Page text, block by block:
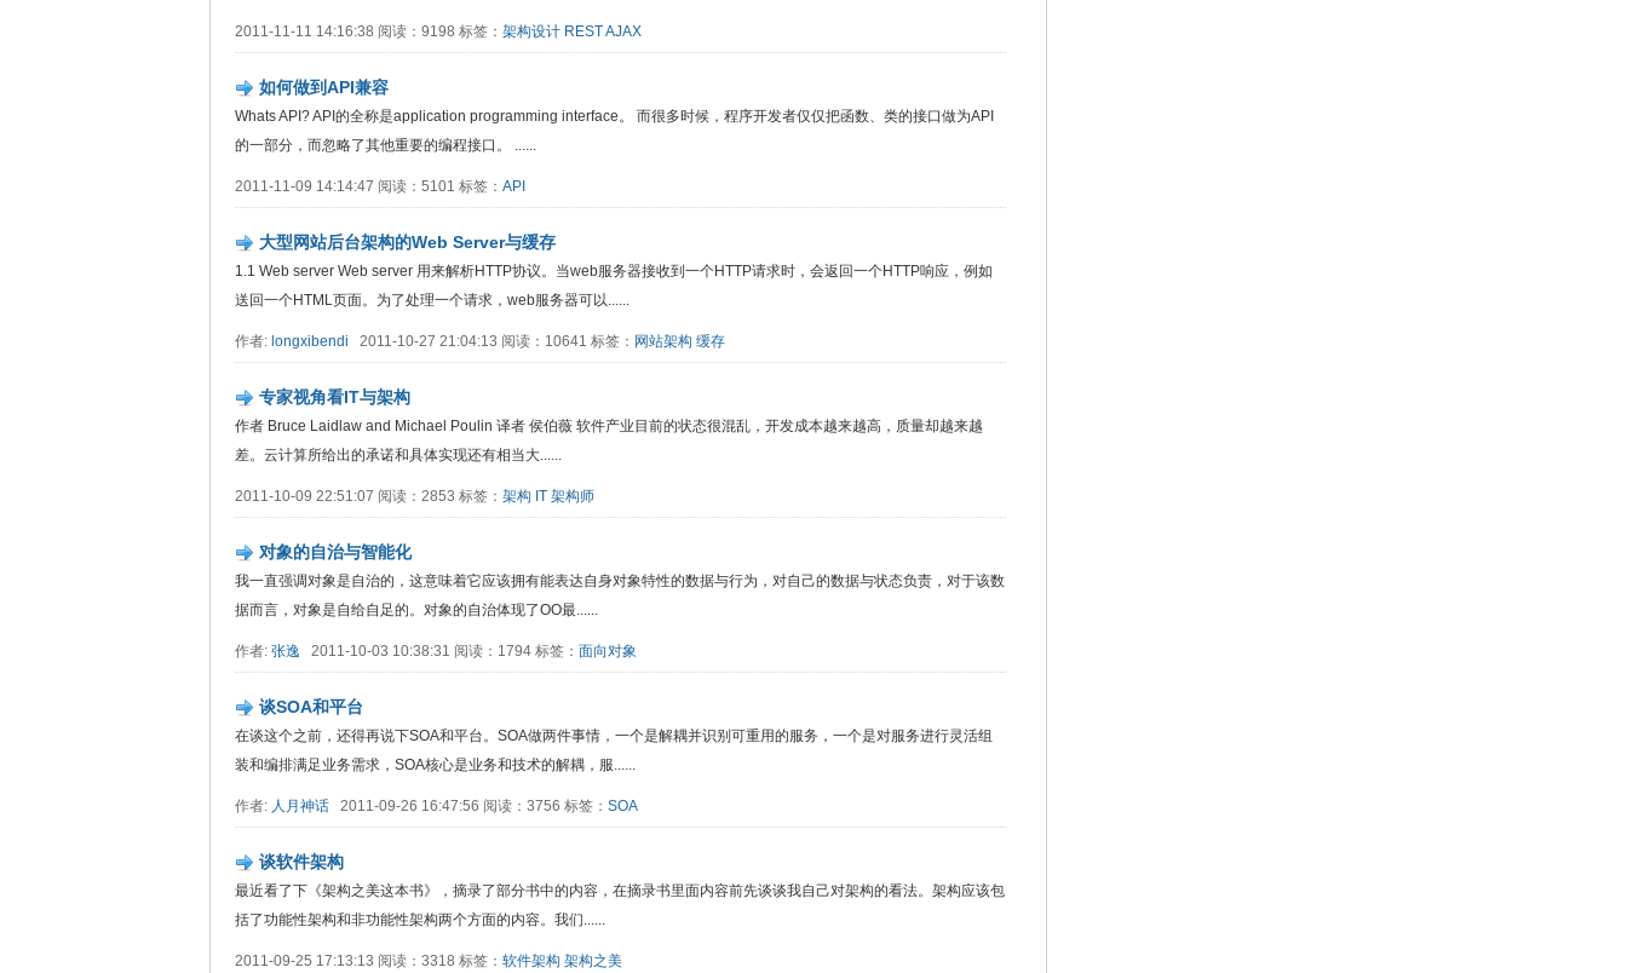
2011-11-11 14:16:38 阅读：9198 标签： 架构设计 RESTAJAX
如何做到API兼容
Whats API? API的全称是application programming interface。 而很多时候，程序开发者仅仅把函数、类的接口做为API
的一部分，而忽略了其他重要的编程接口。 ......
2011-11-09 14:14:47 阅读：5101 标签： API
大型网站后台架构的Web Server与缓存
1.1 Web server Web server 用来解析HTTP协议。当web服务器接收到一个HTTP请求时，会返回一个HTTP响应，例如
送回一个HTML页面。为了处理一个请求，web服务器可以......
作者: longxibendi 2011-10-27 21:04:13 阅读：10641 标签： 网站架构 缓存
专家视角看IT与架构
作者 Bruce Laidlaw and Michael Poulin 译者 侯伯薇 软件产业目前的状态很混乱，开发成本越来越高，质量却越来越
差。云计算所给出的承诺和具体实现还有相当大......
2011-10-09 22:51:07 阅读：2853 标签： 架构 IT 架构师
对象的自治与智能化
我一直强调对象是自治的，这意味着它应该拥有能表达自身对象特性的数据与行为，对自己的数据与状态负责，对于该数
据而言，对象是自给自足的。对象的自治体现了OO最......
作者: 张逸 2011-10-03 10:38:31 阅读：1794 标签： 面向对象
谈SOA和平台
在谈这个之前，还得再说下SOA和平台。SOA做两件事情，一个是解耦并识别可重用的服务，一个是对服务进行灵活组
装和编排满足业务需求，SOA核心是业务和技术的解耦，服......
作者: 人月神话 2011-09-26 16:47:56 阅读：3756 标签： SOA
谈软件架构
最近看了下《架构之美这本书》，摘录了部分书中的内容，在摘录书里面内容前先谈谈我自己对架构的看法。架构应该包
括了功能性架构和非功能性架构两个方面的内容。我们......
2011-09-25 17:13:13 阅读：3318 标签： 软件架构 架构之美